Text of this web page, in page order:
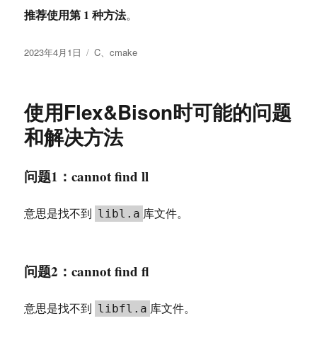
推荐使用第 1 种方法。
发
2023年4月1日
分
C、cmake
使用Flex&Bison时可能的问题
和解决方法
问题1：cannot find ll
意思是找不到 libl.a 库文件。
问题2：cannot find fl
意思是找不到 libfl.a 库文件。